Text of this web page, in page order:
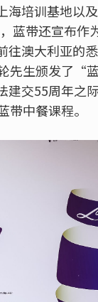
培训基地以及
蓝带还宣布
往澳大利亚的
先生颁发了“
交55周年之
中餐课程。